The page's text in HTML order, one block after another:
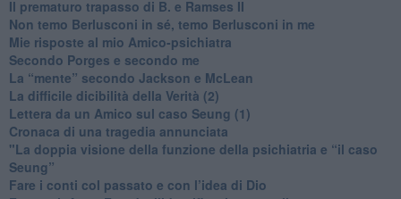
​Il prematuro trapasso di B. e Ramses II
​Non temo Berlusconi in sé, temo Berlusconi in me
​Mie risposte al mio Amico-psichiatra
​Secondo Porges e secondo me
​La “mente” secondo Jackson e McLean
La difficile dicibilità della Verità (2)
​Lettera da un Amico sul caso Seung (1)
​Cronaca di una tragedia annunciata
"​La doppia visione della funzione della psichiatria e “il caso
Seung”
​Fare i conti col passato e con l’idea di Dio